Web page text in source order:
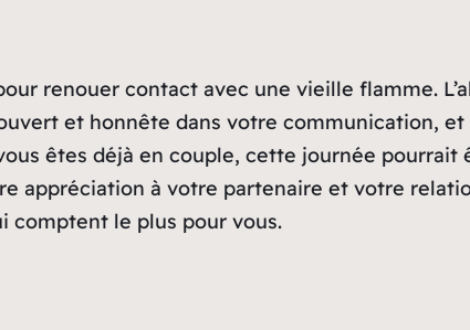
renouer contact avec une vieille flamme.
et honnête dans votre communication,
êtes déjà en couple, cette journée
appréciation à votre partenaire et votre
comptent le plus pour vous.